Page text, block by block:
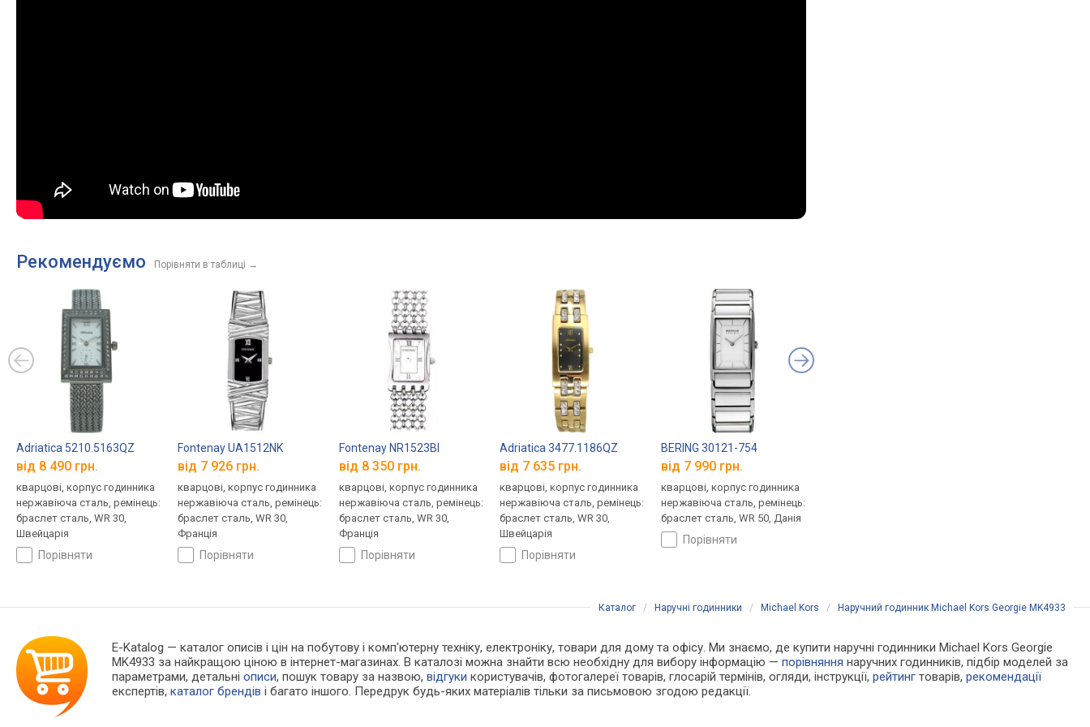
Рекомендуємо Порівняти в таблиці →
Adriatica 5210.5163QZ
від 8 490 грн.
кварцові, корпус годинника
нержавіюча сталь, ремінець:
браслет сталь, WR 30,
Швейцарія
порівняти
Fontenay UA1512NK
від 7 926 грн.
кварцові, корпус годинника
нержавіюча сталь, ремінець:
браслет сталь, WR 30,
Франція
порівняти
Fontenay NR1523BI
від 8 350 грн.
кварцові, корпус годинника
нержавіюча сталь, ремінець:
браслет сталь, WR 30,
Франція
порівняти
Adriatica 3477.1186QZ
від 7 635 грн.
кварцові, корпус годинника
нержавіюча сталь, ремінець:
браслет сталь, WR 30,
Швейцарія
порівняти
BERING 30121-754
від 7 990 грн.
кварцові, корпус годинника
нержавіюча сталь, ремінець:
браслет сталь, WR 50, Данія
порівняти
Каталог / Наручні годинники / Michael Kors / Наручний годинник Michael Kors Georgie MK4933
E-Katalog — каталог описів і цін на побутову і комп'ютерну техніку, електроніку, товари для дому та офісу. Ми знаємо, де купити наручні годинники Michael Kors Georgie
MK4933 за найкращою ціною в інтернет-магазинах. В каталозі можна знайти всю необхідну для вибору інформацію —порівняння наручних годинників, підбір моделей за
параметрами, детальніописи, пошук товару за назвою,відгуки користувачів, фотогалереї товарів, глосарій термінів, огляди, інструкції,рейтинг товарів,рекомендації
експертів,каталог брендів і багато іншого. Передрук будь-яких матеріалів тільки за письмовою згодою редакції.